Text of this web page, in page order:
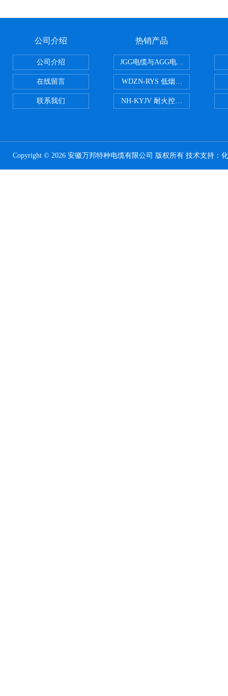
公司介绍
公司介绍
在线留言
联系我们
热销产品
JGG电缆与AGG电缆有什么区别
WDZN-RYS 低烟无卤耐火双绞线
NH-KYJV 耐火控制电缆
Copyright © 2026 安徽万邦特种电缆有限公司 版权所有 技术支持：